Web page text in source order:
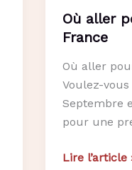
Où aller
France
Où aller
Voulez-
Septembre
pour une
Où
Lire l’article